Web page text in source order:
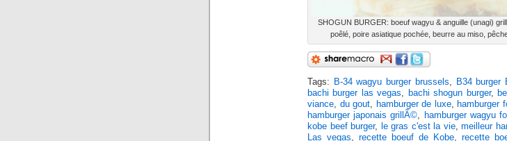
SHOGUN BURGER: boeuf wagyu & anguille (unagi)
poêlé, poire asiatique pochée, beurre au miso,
Tags: B-34 wagyu burger brussels B34 burger
bachi burger las vegas
bachi shogun burger,
viance
du gout hamburger de luxe, hamburger
hamburger japonais grillÃ©
hamburger wagyu
kobe beef burger, le gras c'est la vie,meilleur
Las vegas
recette boeuf de Kobe recette